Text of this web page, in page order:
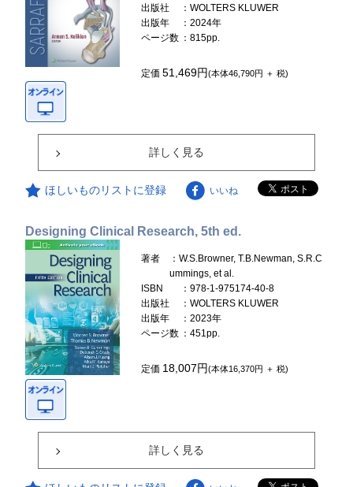
出版社
：WOLTERS KLUWER
出版年
：2024年
ページ数 ：815pp.
定価51,469円(本体46,790円 ＋ 税)
詳しく見る
ほしいものリストに登録 いいね
Designing Clinical Research, 5th ed.
著者
：W.S.Browner, T.B.Newman, S.R.C
ummings, et al.
ISBN
：978-1-975174-40-8
出版社
：WOLTERS KLUWER
出版年
：2023年
ページ数 ：451pp.
定価 18,007円(本体16,370円 ＋ 税)
詳しく見る